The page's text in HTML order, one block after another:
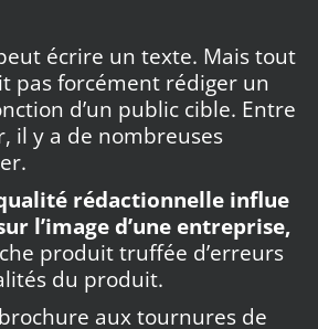
écrire un texte. Mais tout
pas forcément rédiger un
d’un public cible. Entre
il y a de nombreuses
rédactionnelle influe
l’image d’une entreprise,
produit truffée d’erreurs
du produit.
aux tournures de